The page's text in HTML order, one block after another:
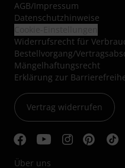
AGB/Impressum
Datenschutzhinweise
Widerrufsrecht für
Bestellvorgang/
Mängelhaftungsrecht
Erklärung zur
Vertrag widerrufen
Über uns